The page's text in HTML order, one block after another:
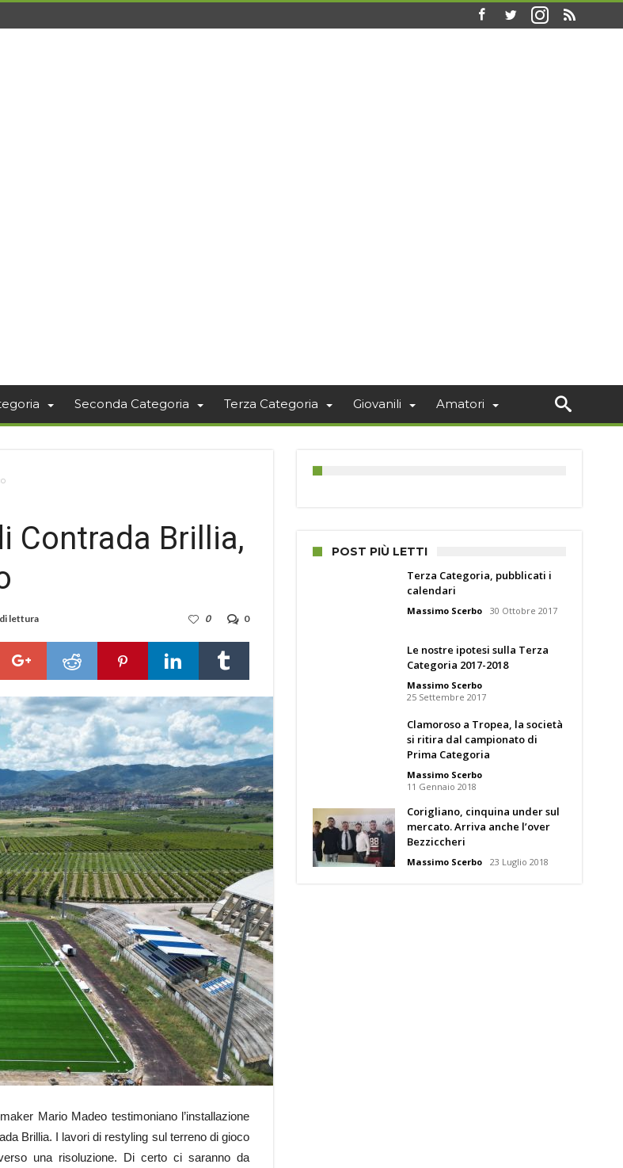
Seconda Categoria Terza Categoria Giovanili Amatori
Contrada Brillia,
lettura 0
0
Mario Madeo testimoniano l’installazione
Brillia. I lavori di restyling sul terreno di gioco
una risoluzione. Di certo ci saranno da
POST PIÙ LETTI
Terza Categoria, pubblicati i
calendari
Massimo Scerbo 30 Ottobre 2017
Le nostre ipotesi sulla Terza
Categoria 2017-2018
Massimo Scerbo
25 Settembre 2017
Clamoroso a Tropea, la società
si ritira dal campionato di
Prima Categoria
Massimo Scerbo
11 Gennaio 2018
Corigliano, cinquina under sul
mercato. Arriva anche l’over
Bezziccheri
Massimo Scerbo 23 Luglio 2018